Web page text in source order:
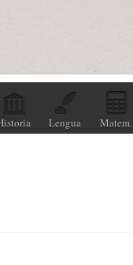
Lengua Matem.